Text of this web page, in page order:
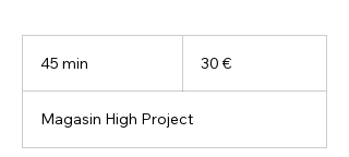
45 min
i
n
30 €
Magasin High Project